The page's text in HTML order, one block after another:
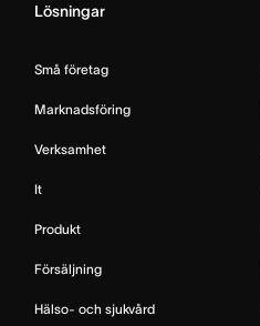
Lösningar
Små företag
Marknadsföring
Verksamhet
It
Produkt
Försäljning
Hälso- och sjukvård